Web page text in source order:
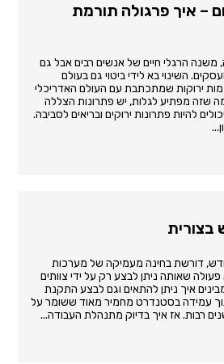
– איך פרגולה תורמת
משנה הרגלי חיים של אנשים רבים אבל גם
השינוי בא לידי ביטוי גם בעולם
ירוקות שמתכתבת עם העולם האדריכלי
שזה מפתיע לגלות, יש פתרונות הצללה
להיות פתרונות ירוקים ובריאים לסביבה.
דורשת בחינה מעמיקה של מערכות
פעולה שאותה ניתן לבצע רק על ידי צוותים
איך ניתן להתאים וגם לבצע התקנת
עמידה בסטנדרט מחמיר מאוד ששומר על
רבות. אז איך בדיוק מתנהלת העבודה...